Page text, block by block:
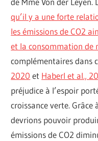
qu’il y a une forte
les émissions de CO2
et la consommation de
complémentaires dans
2020 et Haberl et al.,
préjudice à l’espoir
croissance verte. Grâce
devrions pouvoir
émissions de CO2